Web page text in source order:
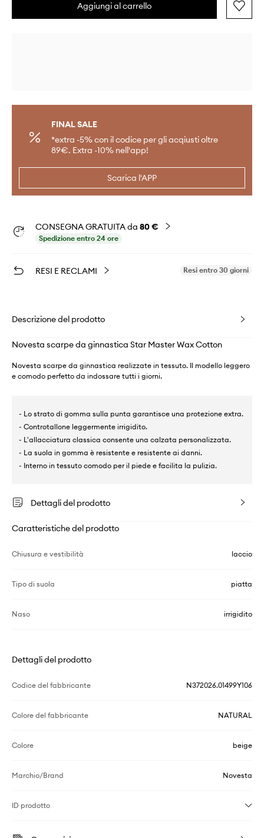
Aggiungi al carrello
FINAL SALE
*extra -5% con il codice per gli acqiusti oltre
89€. Extra -10% nell'app!
Scarica l'APP
CONSEGNA GRATUITA da 80 €
Spedizione entro 24 ore
RESI E RECLAMI Resi entro 30 giorni
Descrizione del prodotto
Novesta scarpe da ginnastica Star Master Wax Cotton
Novesta scarpe da ginnastica realizzate in tessuto. Il modello leggero
e comodo perfetto da indossare tutti i giorni.
- Lo strato di gomma sulla punta garantisce una protezione extra.
- Controtallone leggermente irrigidito.
- L'allacciatura classica consente una calzata personalizzata.
- La suola in gomma è resistente e resistente ai danni.
- Interno in tessuto comodo per il piede e facilita la pulizia.
Dettagli del prodotto
Caratteristiche del prodotto
Chiusura e vestibilità laccio
Tipo di suola piatta
Naso irrigidito
Dettagli del prodotto
Codice del fabbricante N372026.01499Y106
Colore del fabbricante NATURAL
Colore beige
Marchio/Brand Novesta
ID prodotto